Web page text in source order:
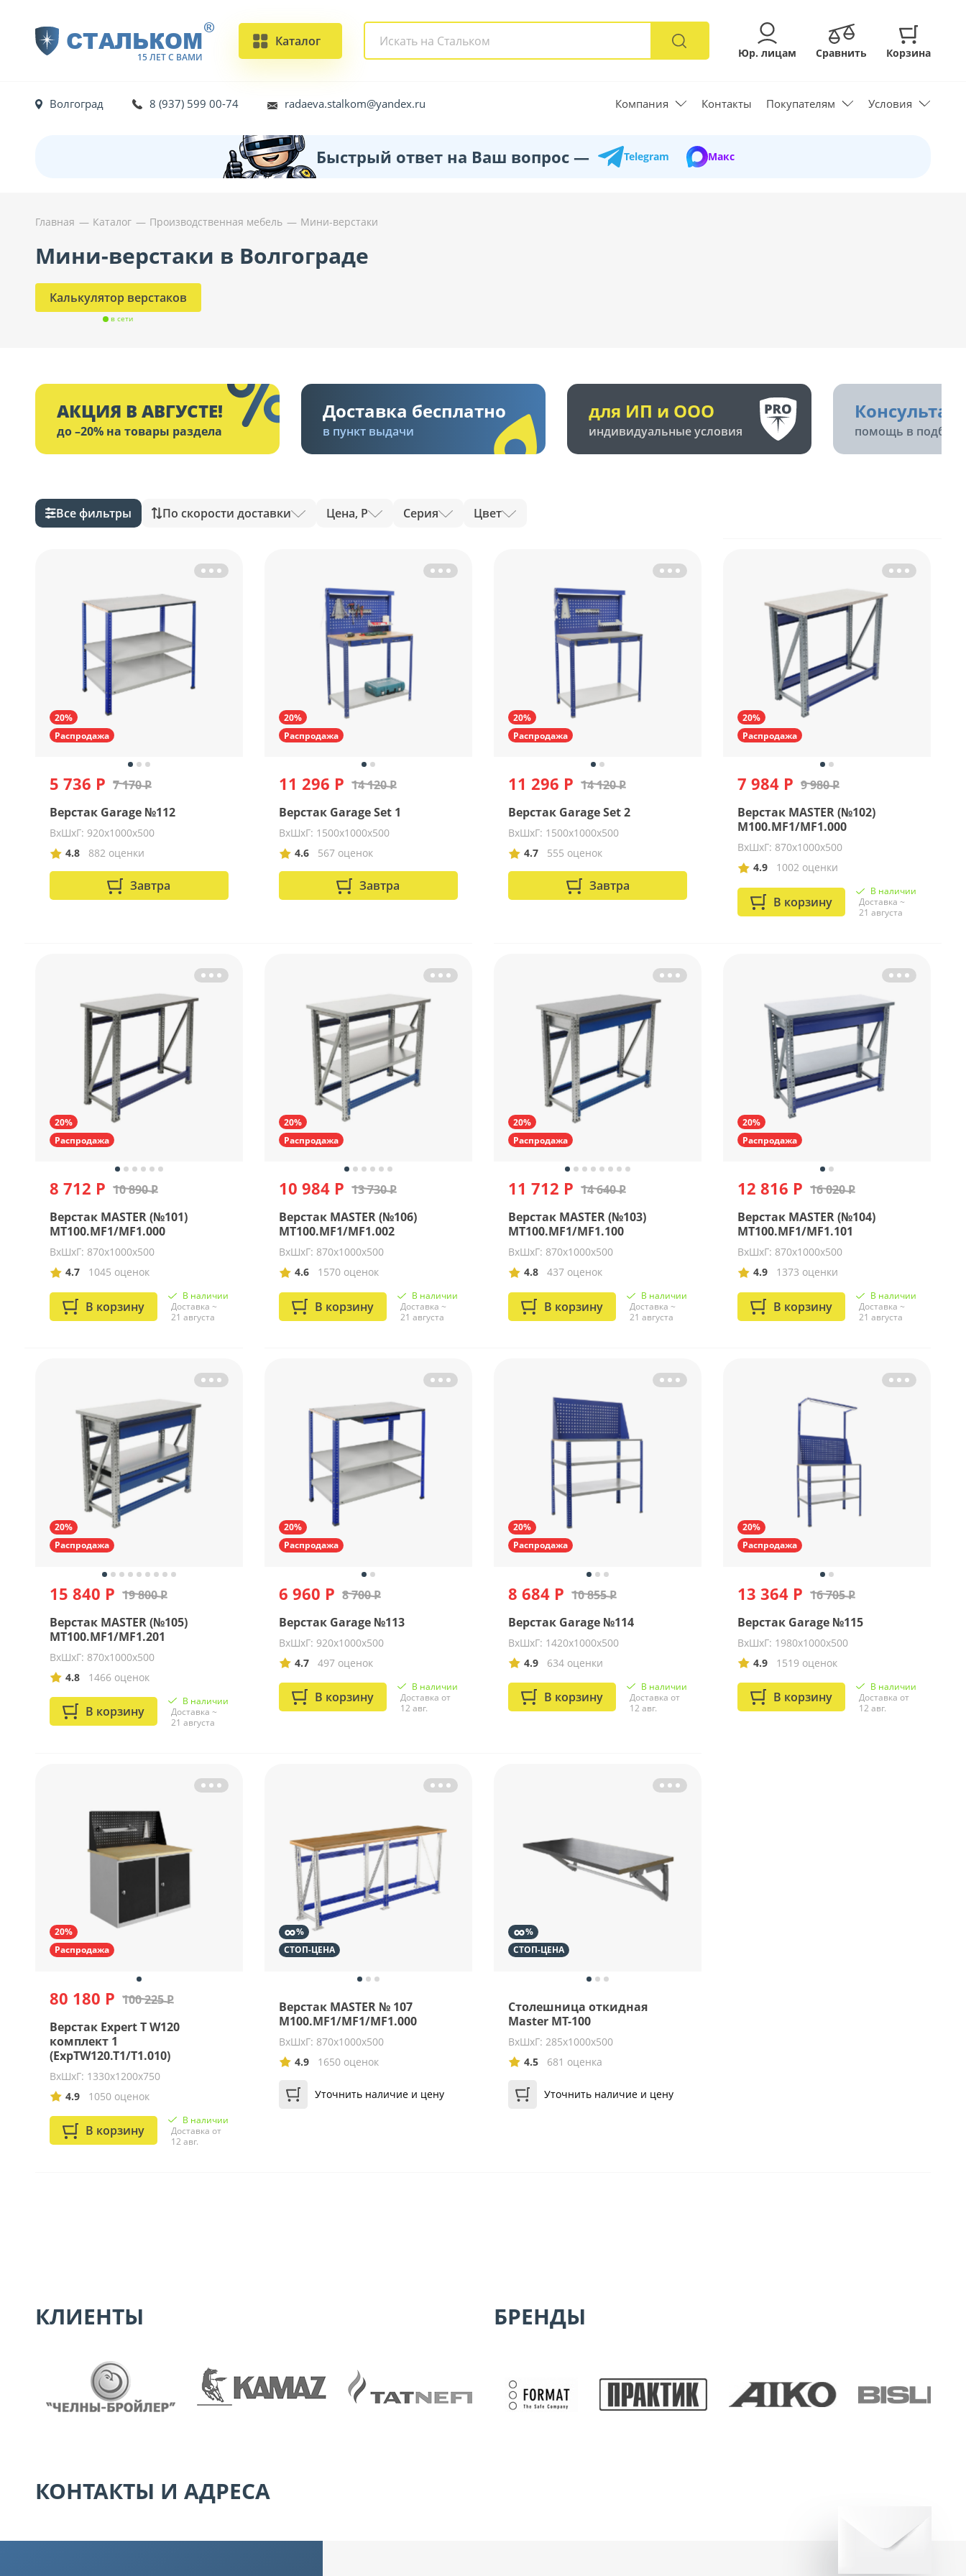
СТАЛЬКОМ
15 ЛЕТ С ВАМИ
®
Каталог
Юр. лицам Сравнить Корзина
Волгоград 8 (937) 599 00-74 radaeva.stalkom@yandex.ru Компания Контакты Покупателям Условия
Быстрый ответ на Ваш вопрос — Telegram Макс
Главная Каталог Производственная мебель Мини-верстаки
Мини-верстаки в Волгограде
Калькулятор верстаков
в сети
АКЦИЯ В АВГУСТЕ!
до –20% на товары раздела
Доставка бесплатно
в пункт выдачи
для ИП и ООО
индивидуальные условия помощь в подборе
Все фильтры По скорости доставки Цена, Р Серия Цвет
20%
Распродажа
5 736 Р 7 170 Р
Верстак Garage №112
ВхШхГ: 920х1000х500
4.8
882 оценки
Завтра
20%
Распродажа
11 296 Р 14 120 Р
Верстак Garage Set 1
ВхШхГ: 1500х1000х500
4.6
567 оценок
Завтра
20%
Распродажа
11 296 Р 14 120 Р
Верстак Garage Set 2
ВхШхГ: 1500х1000х500
4.7
555 оценок
Завтра
20%
Распродажа
7 984 Р 9 980 Р
Верстак MASTER (№102)
M100.MF1/MF1.000
ВхШхГ: 870х1000х500
4.9
1002 оценки
В корзину
В наличии
Доставка ~
21 августа
20%
Распродажа
8 712 Р 10 890 Р
Верстак MASTER (№101)
MT100.MF1/MF1.000
ВхШхГ: 870х1000х500
4.7
1045 оценок
В корзину
В наличии
Доставка ~
21 августа
20%
Распродажа
10 984 Р 13 730 Р
Верстак MASTER (№106)
MT100.MF1/MF1.002
ВхШхГ: 870х1000х500
4.6
1570 оценок
В корзину
В наличии
Доставка ~
21 августа
20%
Распродажа
11 712 Р 14 640 Р
Верстак MASTER (№103)
MT100.MF1/MF1.100
ВхШхГ: 870х1000х500
4.8
437 оценок
В корзину
В наличии
Доставка ~
21 августа
20%
Распродажа
12 816 Р 16 020 Р
Верстак MASTER (№104)
MT100.MF1/MF1.101
ВхШхГ: 870х1000х500
4.9
1373 оценки
В корзину
В наличии
Доставка ~
21 августа
20%
Распродажа
15 840 Р 19 800 Р
Верстак MASTER (№105)
MT100.MF1/MF1.201
ВхШхГ: 870х1000х500
4.8
1466 оценок
В корзину
В наличии
Доставка ~
21 августа
20%
Распродажа
6 960 Р 8 700 Р
Верстак Garage №113
ВхШхГ: 920х1000х500
4.7
497 оценок
В корзину
В наличии
Доставка от
12 авг.
20%
Распродажа
8 684 Р 10 855 Р
Верстак Garage №114
ВхШхГ: 1420х1000х500
4.9
634 оценки
В корзину
В наличии
Доставка от
12 авг.
20%
Распродажа
13 364 Р 16 705 Р
Верстак Garage №115
ВхШхГ: 1980х1000х500
4.9
1519 оценок
В корзину
В наличии
Доставка от
12 авг.
20%
Распродажа
80 180 Р 100 225 Р
Верстак Expert T W120
комплект 1
(ExpTW120.T1/T1.010)
ВхШхГ: 1330х1200х750
4.9
1050 оценок
В корзину
В наличии
Доставка от
12 авг.
∞%
СТОП-ЦЕНА
Верстак MASTER № 107
M100.MF1/MF1/MF1.000
ВхШхГ: 870х1000х500
4.9
1650 оценок
Уточнить наличие и цену
∞%
СТОП-ЦЕНА
Столешница откидная
Master MT-100
ВхШхГ: 285x1000x500
4.5
681 оценка
Уточнить наличие и цену
КЛИЕНТЫ БРЕНДЫ
КОНТАКТЫ И АДРЕСА